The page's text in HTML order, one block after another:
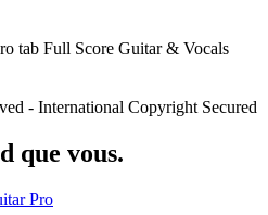
- International Copyright Secured
que vous.
Pro